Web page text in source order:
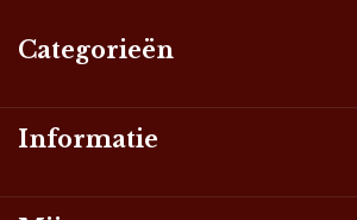
Categorieën
Informatie